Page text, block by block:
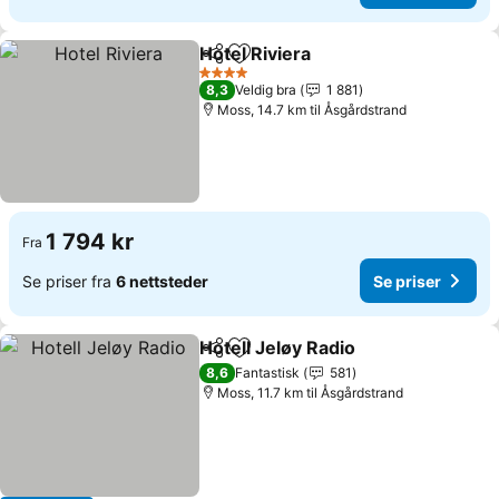
Del Legg til i favoritter
Hotel Riviera
4 Stjerner
8,3 Veldig bra
1 881
Moss, 14.7 km til Åsgårdstrand
Fra 1 794 kr
Se priser fra 6 nettsteder Se priser
Del Legg til i favoritter
Hotell Jeløy Radio
8,6 Fantastisk
581
Moss, 11.7 km til Åsgårdstrand